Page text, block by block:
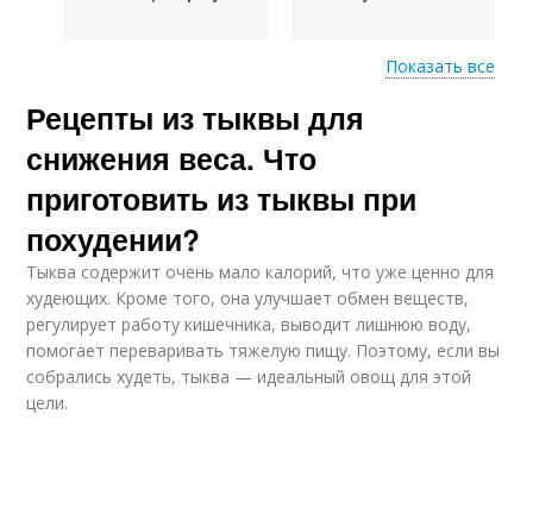
Тыквенные котлеты Тыквенная каша
Тыквенные оладьи
Тыквенный салат Тыквенный сок
Показать все
Рецепты из тыквы для
снижения веса. Что
приготовить из тыквы при
похудении?
Тыква содержит очень мало калорий, что уже ценно для
худеющих. Кроме того, она улучшает обмен веществ,
регулирует работу кишечника, выводит лишнюю воду,
помогает переваривать тяжелую пищу. Поэтому, если вы
собрались худеть, тыква — идеальный овощ для этой
цели.